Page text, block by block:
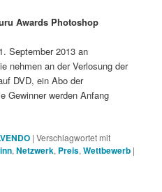
Awards Photoshop
September 2013 an
nehmen an der Verlosung der
DVD, ein Abo der
Gewinner werden Anfang
|Verschlagwortet mit
,Netzwerk, Preis,Wettbewerb |